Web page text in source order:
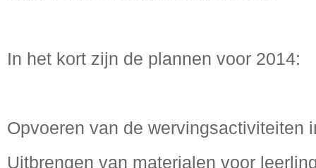
In het kort zijn de plannen voor 2014:
Opvoeren van de wervingsactiviteiten
Uitbrengen van materialen voor